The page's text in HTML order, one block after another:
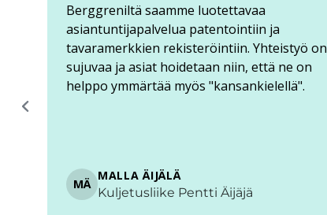
Berggren on palvellut meitä IPR-alueella
tukien monipuolisesti liiketoimintaamme mm.
tarjoamalla IP & Consulting -tyyppistä
palvelua kuten IPR-koulutusta, IPR-
suunnitelman, keksintöjen tunnistusta,...
M
Rovaniemi • Aurora Powertrains • Co-
Founder, CTO